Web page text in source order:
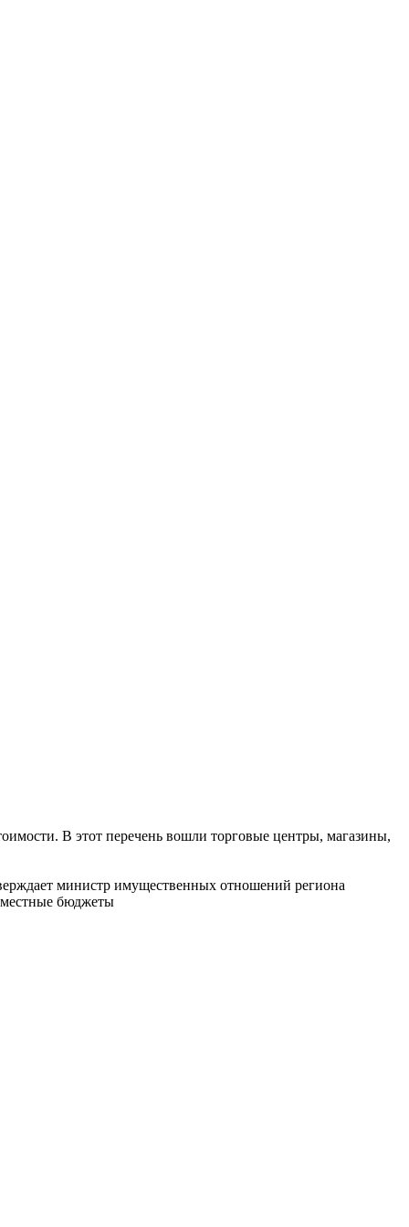
В этот перечень вошли торговые центры, магазины,
министр имущественных отношений региона
местные бюджеты